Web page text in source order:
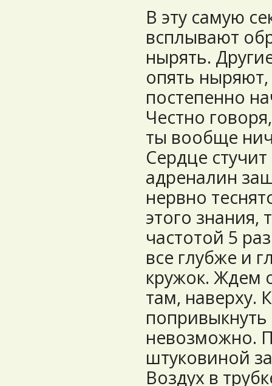
В эту самую
всплывают
нырять.
опять
постепенно
Честно
ты вообще
Сердце
адреналин
нервно
этого
частотой 5
все глубже и
кружок. Ждем
там, наверху.
попривыкнуть
невозможно.
штуковиной
Воздух в